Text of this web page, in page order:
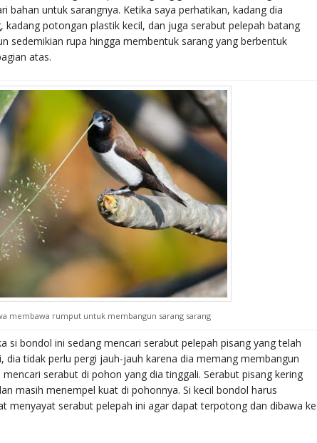
bahan untuk sarangnya. Ketika saya perhatikan, kadang dia
potongan plastik kecil, dan juga serabut pelepah batang
sedemikian rupa hingga membentuk sarang yang berbentuk
atas.
membawa rumput untuk membangun sarang sarang
si bondol ini sedang mencari serabut pelepah pisang yang telah
dia tidak perlu pergi jauh-jauh karena dia memang membangun
serabut di pohon yang dia tinggali. Serabut pisang kering
masih menempel kuat di pohonnya. Si kecil bondol harus
menyayat serabut pelepah ini agar dapat terpotong dan dibawa ke